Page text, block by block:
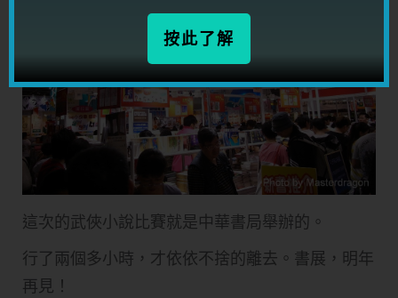
這次的武俠小說比賽就是中華書局舉辦的。
行了兩個多小時，才依依不捨的離去。書展，明年
再見！
按此了解